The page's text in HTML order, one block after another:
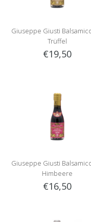
Giuseppe Giusti
Trüffel
€19,50
Giuseppe Giusti
Himbeere
€16,50